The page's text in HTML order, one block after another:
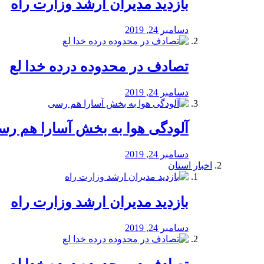
بازدید مدیران ارشد وزارت راه
دسامبر 24, 2019
تصادف در محدوده درده خدا لع
دسامبر 24, 2019
آلودگی هوا به بخش آسارا هم
دسامبر 24, 2019
اخبار استان
بازدید مدیران ارشد وزارت راه
دسامبر 24, 2019